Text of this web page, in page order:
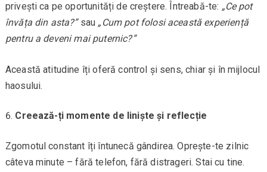
privești ca pe oportunități de creștere. Întreabă-te: „Ce pot
învăța din asta?”sau „Cum pot folosi această experiență
pentru a deveni mai puternic?”
Această atitudine îți oferă control și sens, chiar și în mijlocul
haosului.
Creează-ți momente de liniște și reflecție
Zgomotul constant îți întunecă gândirea. Oprește-te zilnic
câteva minute – fără telefon, fără distrageri. Stai cu tine.